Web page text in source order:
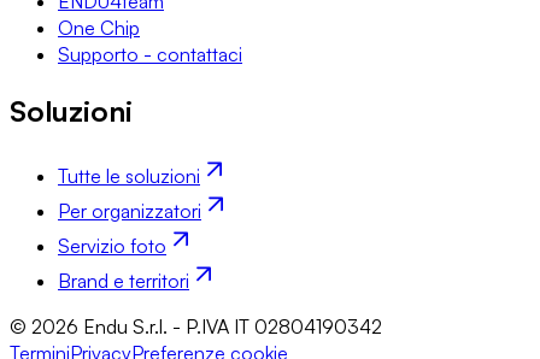
One Chip
Supporto - contattaci
Soluzioni
Tutte le soluzioni
Per organizzatori
Servizio foto
Brand e territori
© 2026 Endu S.r.l. - P.IVA IT 02804190342
TerminiPrivacyPreferenze cookie